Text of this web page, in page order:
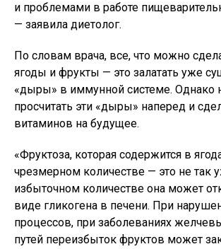
и проблемами в работе
— заявила диетолог.
По словам врача, все, что можно
ягоды и фрукты — это залатать уже
«дыры» в иммунной системе. Однако
просчитать эти «дыры» наперед и
витаминов на будущее.
«Фруктоза, которая содержится в
чрезмерном количестве — это не так
избыточном количестве она может
виде гликогена в печени. При
процессов, при заболеваниях
путей переизбыток фруктов может